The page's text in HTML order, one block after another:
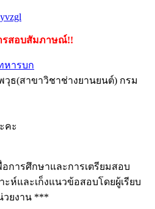
รสอบสัมภาษณ์!!
หารบก
ธ(สาขาวิชาช่างยานยนต์) กรม
คะ
การศึกษาและการเตรียมสอบ
ะห์และเก็งแนวข้อสอบโดยผู้เรียบ
วยงาน ***